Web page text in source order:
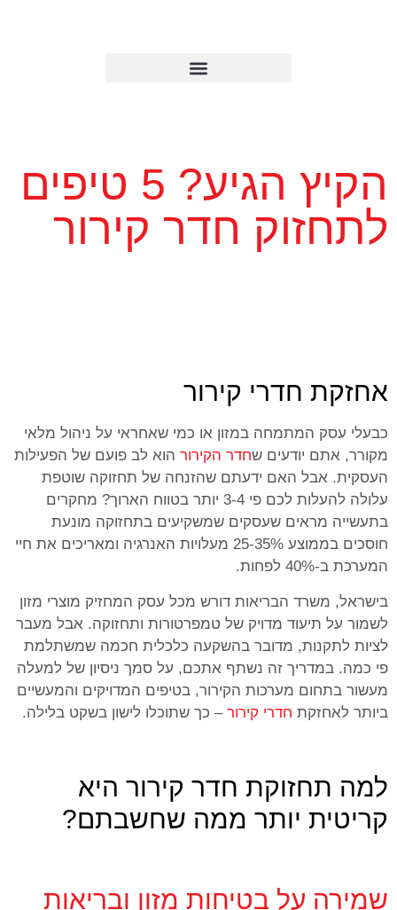
הקיץ הגיע? 5 טיפים
לתחזוק חדר קירור
אחזקת חדרי קירור
כבעלי עסק המתמחה במזון או כמי שאחראי על ניהול מלאי
מקורר, אתם יודעים שחדר הקירור הוא לב פועם של הפעילות
העסקית. אבל האם ידעתם שהזנחה של תחזוקה שוטפת
עלולה להעלות לכם פי 3-4 יותר בטווח הארוך? מחקרים
בתעשייה מראים שעסקים שמשקיעים בתחזוקה מונעת
חוסכים בממוצע 25-35% מעלויות האנרגיה ומאריכים את חיי
המערכת ב-40% לפחות.
בישראל, משרד הבריאות דורש מכל עסק המחזיק מוצרי מזון
לשמור על תיעוד מדויק של טמפרטורות ותחזוקה. אבל מעבר
לציות לתקנות, מדובר בהשקעה כלכלית חכמה שמשתלמת
פי כמה. במדריך זה נשתף אתכם, על סמך ניסיון של למעלה
מעשור בתחום מערכות הקירור, בטיפים המדויקים והמעשיים
ביותר לאחזקת חדרי קירור – כך שתוכלו לישון בשקט בלילה.
למה תחזוקת חדר קירור היא
קריטית יותר ממה שחשבתם?
שמירה על בטיחות מזון ובריאות